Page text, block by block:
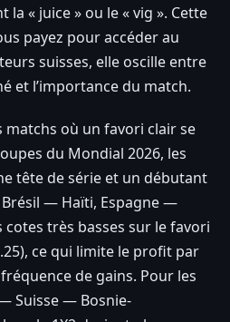
« juice » ou le « vig ». Cette
payez pour accéder au
suisses, elle oscille entre
et l’importance du match.
matchs où un favori clair se
du Mondial 2026, les
tête de série et un débutant
— Haïti, Espagne —
très basses sur le favori
ce qui limite le profit par
de gains. Pour les
Suisse — Bosnie-